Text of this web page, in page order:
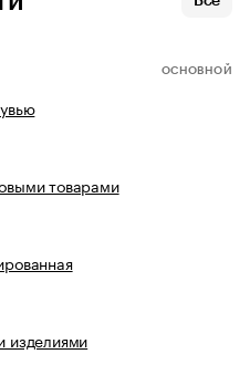
ОСНОВНОЙ
товарами
изделиями